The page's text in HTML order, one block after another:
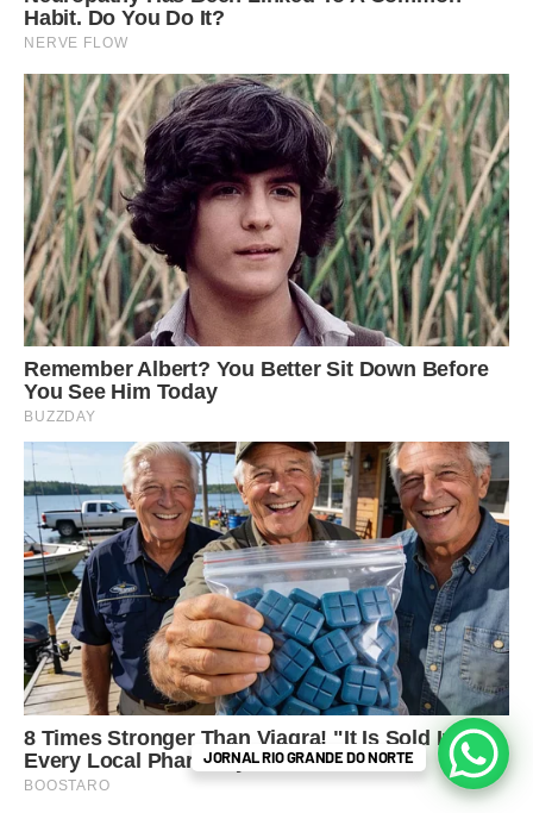
JORNAL RIO GRANDE DO NORTE